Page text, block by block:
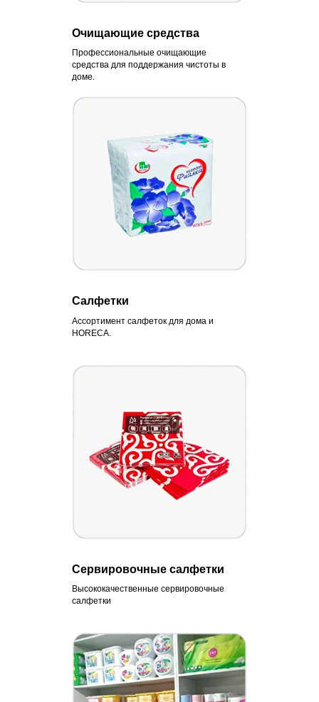
Профессиональные очищающие
средства для поддержания чистоты в
доме.
Очищающие средства
Салфетки
Ассортимент салфеток для дома и
HORECA.
Высококачественные сервировочные
салфетки
Сервировочные салфетки